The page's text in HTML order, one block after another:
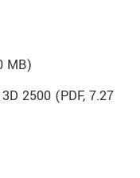
MB)
2500 (PDF, 7.27